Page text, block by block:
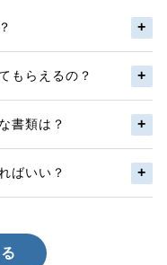
もらえるの？
書類は？
ばいい？